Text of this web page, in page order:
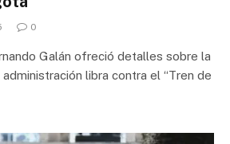
0
Galán ofreció detalles sobre la
libra contra el “Tren de